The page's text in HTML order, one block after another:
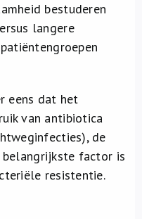
bestuderen
langere
eens dat het
van antibiotica
de
factor is
resistentie.